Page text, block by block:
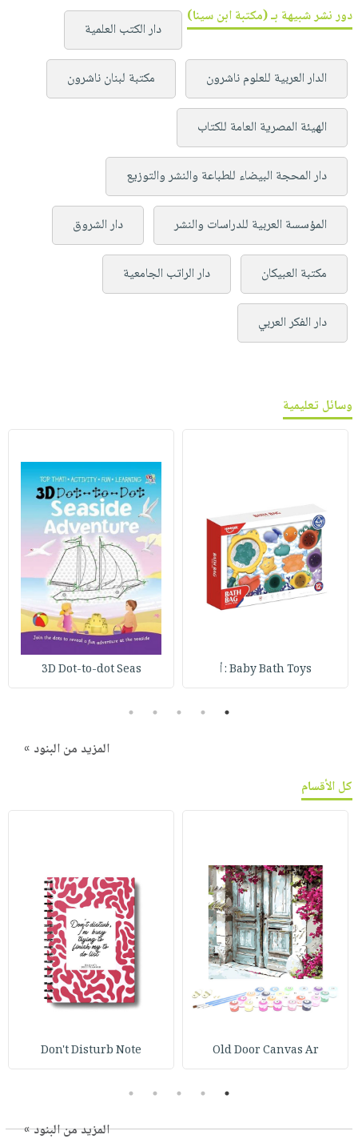
دور نشر شبيهة بـ (مكتبة ابن سينا)
دار الكتب العلمية
الدار العربية للعلوم ناشرون مكتبة لبنان ناشرون
الهيئة المصرية العامة للكتاب
دار المحجة البيضاء للطباعة والنشر والتوزيع
المؤسسة العربية للدراسات والنشر دار الشروق
مكتبة العبيكان دار الراتب الجامعية
دار الفكر العربي
وسائل تعليمية
Baby Bath Toys : أ 3D Dot-to-dot Seas
1
2
3
4
5
المزيد من البنود »
كل الأقسام
Old Door Canvas Ar
Don't Disturb Note
1
2
3
4
5
المزيد من البنود »